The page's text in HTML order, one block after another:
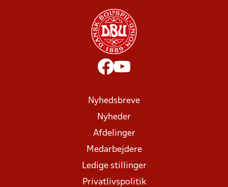
Nyhedsbreve
Nyheder
Afdelinger
Medarbejdere
Ledige stillinger
Privatlivspolitik